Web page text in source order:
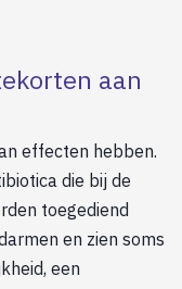
aan
effecten hebben.
die bij de
toegediend
en zien soms
een